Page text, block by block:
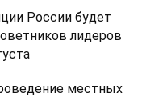
России будет
лидеров
местных